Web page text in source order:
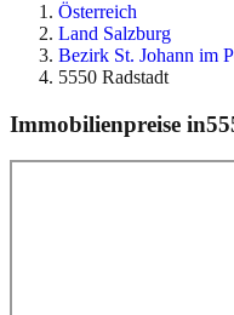
Österreich
Land Salzburg
Bezirk St. Johann im
5550 Radstadt
Immobilienpreise in